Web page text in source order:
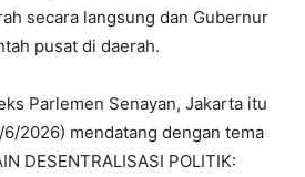
secara langsung dan Gubernur
pusat di daerah.
Parlemen Senayan, Jakarta itu
2026) mendatang dengan tema
DESENTRALISASI POLITIK: